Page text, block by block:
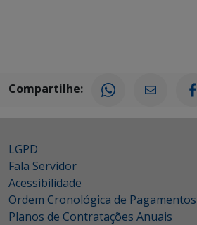
Compartilhe:
LGPD
Fala Servidor
Acessibilidade
Ordem Cronológica de Pagamentos
Planos de Contratações Anuais